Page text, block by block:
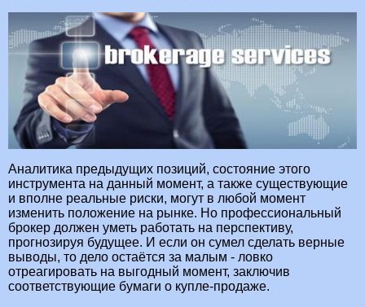
Аналитика предыдущих позиций, состояние этого
инструмента на данный момент, а также существующие
и вполне реальные риски, могут в любой момент
изменить положение на рынке. Но профессиональный
брокер должен уметь работать на перспективу,
прогнозируя будущее. И если он сумел сделать верные
выводы, то дело остаётся за малым - ловко
отреагировать на выгодный момент, заключив
соответствующие бумаги о купле-продаже.